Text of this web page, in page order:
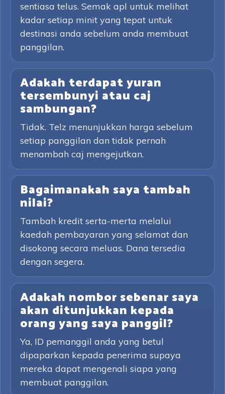
sentiasa telus. Semak apl untuk melihat
kadar setiap minit yang tepat untuk
destinasi anda sebelum anda membuat
panggilan.
Adakah terdapat yuran
tersembunyi atau caj
sambungan?
Tidak. Telz menunjukkan harga sebelum
setiap panggilan dan tidak pernah
menambah caj mengejutkan.
Bagaimanakah saya tambah
nilai?
Tambah kredit serta-merta melalui
kaedah pembayaran yang selamat dan
disokong secara meluas. Dana tersedia
dengan segera.
Adakah nombor sebenar saya
akan ditunjukkan kepada
orang yang saya panggil?
Ya, ID pemanggil anda yang betul
dipaparkan kepada penerima supaya
mereka dapat mengenali siapa yang
membuat panggilan.